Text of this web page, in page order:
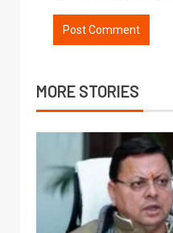
MORE STORIES